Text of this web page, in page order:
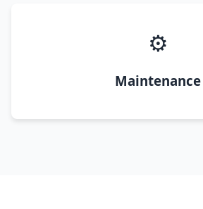
⚙️
Maintenance